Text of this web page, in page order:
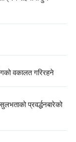
वकालत गरिरहने
प्रवर्द्धनबारेको